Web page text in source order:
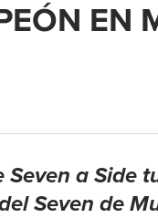
EN
a Side
Seven de